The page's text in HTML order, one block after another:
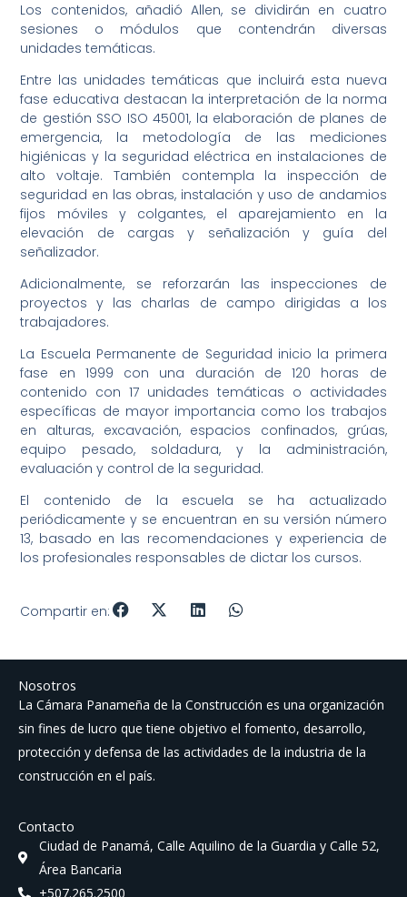
Los contenidos, añadió Allen, se dividirán en cuatro
sesiones o módulos que contendrán diversas
unidades temáticas.
Entre las unidades temáticas que incluirá esta nueva
fase educativa destacan la interpretación de la norma
de gestión SSO ISO 45001, la elaboración de planes de
emergencia, la metodología de las mediciones
higiénicas y la seguridad eléctrica en instalaciones de
alto voltaje. También contempla la inspección de
seguridad en las obras, instalación y uso de andamios
fijos móviles y colgantes, el aparejamiento en la
elevación de cargas y señalización y guía del
señalizador.
Adicionalmente, se reforzarán las inspecciones de
proyectos y las charlas de campo dirigidas a los
trabajadores.
La Escuela Permanente de Seguridad inicio la primera
fase en 1999 con una duración de 120 horas de
contenido con 17 unidades temáticas o actividades
específicas de mayor importancia como los trabajos
en alturas, excavación, espacios confinados, grúas,
equipo pesado, soldadura, y la administración,
evaluación y control de la seguridad.
El contenido de la escuela se ha actualizado
periódicamente y se encuentran en su versión número
13, basado en las recomendaciones y experiencia de
los profesionales responsables de dictar los cursos.
Compartir en:
Nosotros
La Cámara Panameña de la Construcción es una organización
sin fines de lucro que tiene objetivo el fomento, desarrollo,
protección y defensa de las actividades de la industria de la
construcción en el país.
Contacto
Ciudad de Panamá, Calle Aquilino de la Guardia y Calle 52,
Área Bancaria
+507.265.2500